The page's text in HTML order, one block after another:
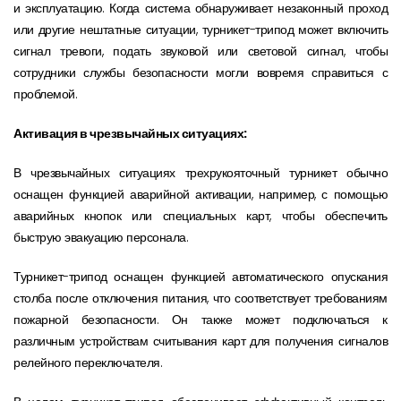
и эксплуатацию. Когда система обнаруживает незаконный проход
или другие нештатные ситуации, турникет-трипод может включить
сигнал тревоги, подать звуковой или световой сигнал, чтобы
сотрудники службы безопасности могли вовремя справиться с
проблемой.
Активация в чрезвычайных ситуациях:
В чрезвычайных ситуациях трехрукояточный турникет обычно
оснащен функцией аварийной активации, например, с помощью
аварийных кнопок или специальных карт, чтобы обеспечить
быструю эвакуацию персонала.
Турникет-трипод оснащен функцией автоматического опускания
столба после отключения питания, что соответствует требованиям
пожарной безопасности. Он также может подключаться к
различным устройствам считывания карт для получения сигналов
релейного переключателя.